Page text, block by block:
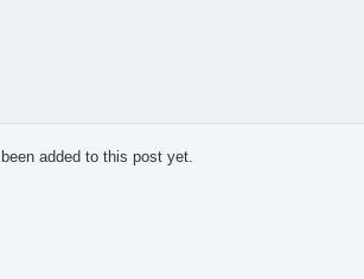
added to this post yet.